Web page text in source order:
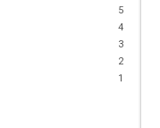
5
4
3
2
1